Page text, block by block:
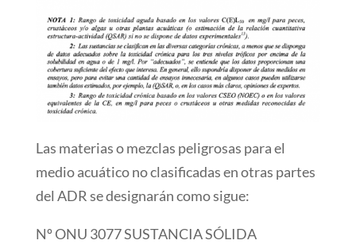
Las materias o mezclas peligrosas para el
medio acuático no clasificadas en otras partes
del ADR se designarán como sigue:
Nº ONU 3077 SUSTANCIA SÓLIDA